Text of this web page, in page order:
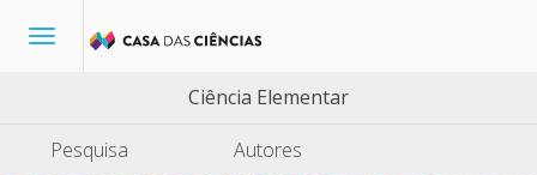
Toggle
Ciência Elementar
Pesquisa
Autores